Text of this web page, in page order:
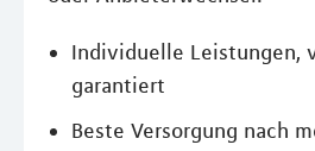
Individuelle Leistungen,
garantiert
Beste Versorgung nach